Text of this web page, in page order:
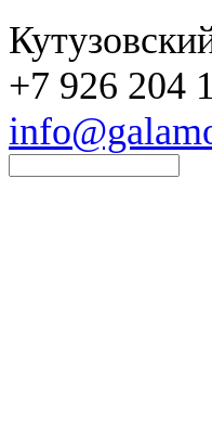
+7 926 204